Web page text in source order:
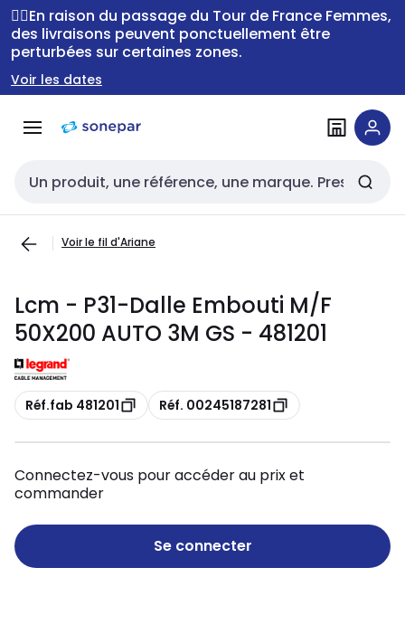
Passer à la
navigation
Passer
au
contenu
🚴‍♂️En raison du passage du Tour de France Femmes,
des livraisons peuvent ponctuellement être
perturbées sur certaines zones.
Voir les dates
Entrée de recherche
Voir le fil d'Ariane
Lcm - P31-Dalle Embouti M/F
50X200 AUTO 3M GS - 481201
Copie
Réf.fab 481201 Copie
Réf. 00245187281
Connectez-vous pour accéder au prix et
commander
Se connecter